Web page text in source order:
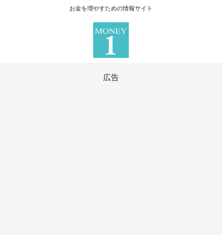
お金を増やすための情報サイト
広告